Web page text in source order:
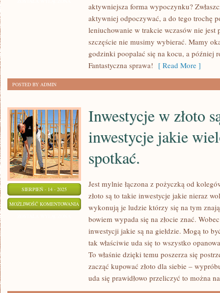
PRZYCZYN
BARDZIEJ
aktywniejsza forma wypoczynku?
aktywniej odpoczywać, a do tego trochę
leniuchowanie w trakcie wczasów nie jest
szczęście nie musimy wybierać. Mamy
godzinki poopalać się na kocu, a później
Fantastyczna sprawa! [ Read More ]
POSTED BY ADMIN
SIERPIEŃ - 14 - 2025
MOŻLIWOŚĆ KOMENTOWANIA
ZŁOTO
TAKIE
INWESTYCJE
Inwestycje w złoto
inwestycje jakie
spotkać.
Jest mylnie łączona z pożyczką od
złoto są to takie inwestycje jakie nieraz
wykonują je ludzie którzy się na tym
bowiem wypada się na złocie znać.
inwestycji jakie są na giełdzie. Mogą to
tak właściwie uda się to wszystko
To właśnie dzięki temu poszerza się
zacząć kupować złoto dla siebie –
uda się prawidłowo przeliczyć to można na